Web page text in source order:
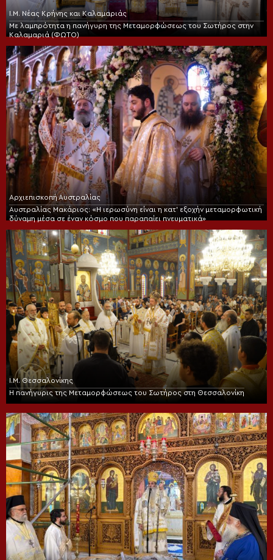
Ι.Μ. Νέας Κρήνης και Καλαμαριάς
Με λαμπρότητα η πανήγυρη της Μεταμορφώσεως του Σωτήρος στην
Καλαμαριά (ΦΩΤΟ)
Αρχιεπισκοπή Αυστραλίας
Αυστραλίας Μακάριος: «Η ιερωσύνη είναι η κατ’ εξοχήν μεταμορφωτική
δύναμη μέσα σε έναν κόσμο που παραπαίει πνευματικά»
Ι.Μ. Θεσσαλονίκης
Η πανήγυρις της Μεταμορφώσεως του Σωτήρος στη Θεσσαλονίκη